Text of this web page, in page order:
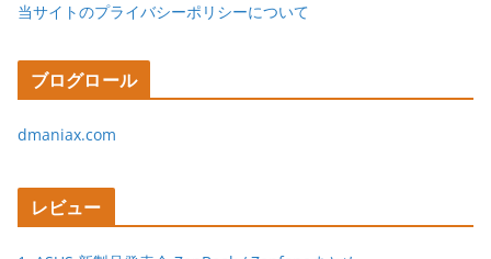
当サイトのプライバシーポリシーについて
ブログロール
dmaniax.com
レビュー